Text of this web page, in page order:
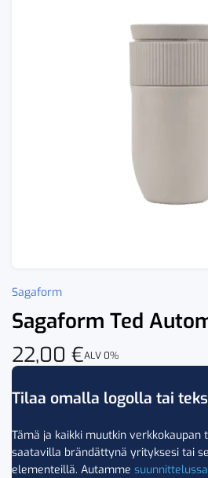
Sagaform
Sagaform Ted
22,00 €ALV 0%
Tilaa omalla logolla tai
Tämä ja kaikki muutkin
saatavilla brändättynä yrityksesi tai
elementeillä. Autamme suunnittelussa